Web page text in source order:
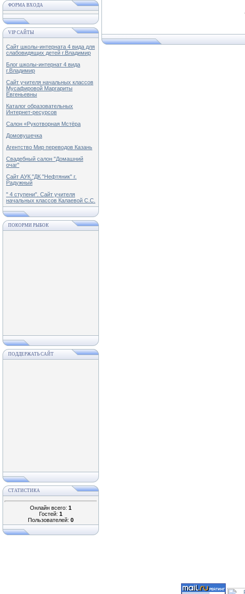
ФОРМА ВХОДА
VIP САЙТЫ
Сайт школы-интерната 4 вида для
слабовидящих детей г.Владимир
Блог школы-интернат 4 вида
г.Владимир
Сайт учителя начальных классов
Мусафировой Маргариты
Евгеньевны
Каталог образовательных
Интернет-ресурсов
Салон «Рукотворная Мстёра
Домовушечка
Агентство Мир переводов Казань
Свадебный салон "Домашний
очаг"
Сайт АУК "ДК "Нефтяник" г.
Радужный
" 4 ступени". Сайт учителя
начальных классов Калаевой С.С.
ПОКОРМИ РЫБОК
ПОДДЕРЖАТЬ САЙТ
СТАТИСТИКА
Онлайн всего: 1
Гостей: 1
Пользователей: 0